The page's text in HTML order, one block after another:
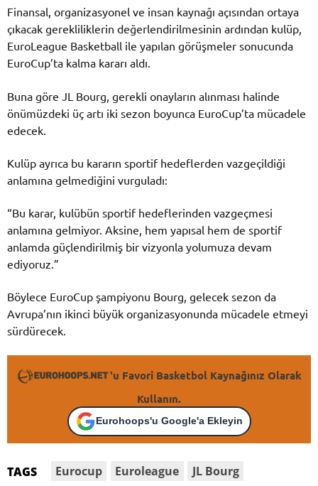
Finansal, organizasyonel ve insan kaynağı açısından ortaya
çıkacak gerekliliklerin değerlendirilmesinin ardından kulüp,
EuroLeague Basketball ile yapılan görüşmeler sonucunda
EuroCup’ta kalma kararı aldı.
Buna göre JL Bourg, gerekli onayların alınması halinde
önümüzdeki üç artı iki sezon boyunca EuroCup’ta mücadele
edecek.
Kulüp ayrıca bu kararın sportif hedeflerden vazgeçildiği
anlamına gelmediğini vurguladı:
“Bu karar, kulübün sportif hedeflerinden vazgeçmesi
anlamına gelmiyor. Aksine, hem yapısal hem de sportif
anlamda güçlendirilmiş bir vizyonla yolumuza devam
ediyoruz.”
Böylece EuroCup şampiyonu Bourg, gelecek sezon da
Avrupa’nın ikinci büyük organizasyonunda mücadele etmeyi
sürdürecek.
'u Favori Basketbol Kaynağınız Olarak
Kullanın.
Eurohoops'u Google'a Ekleyin
TAGS Eurocup Euroleague JL Bourg